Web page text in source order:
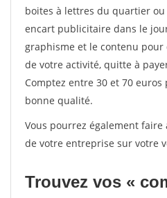
boites à lettres du quartier
encart publicitaire dans le
graphisme et le contenu
de votre activité, quitte à
Comptez entre 30 et 70
bonne qualité.
Vous pourrez également faire
de votre entreprise sur votre
Trouvez vos «